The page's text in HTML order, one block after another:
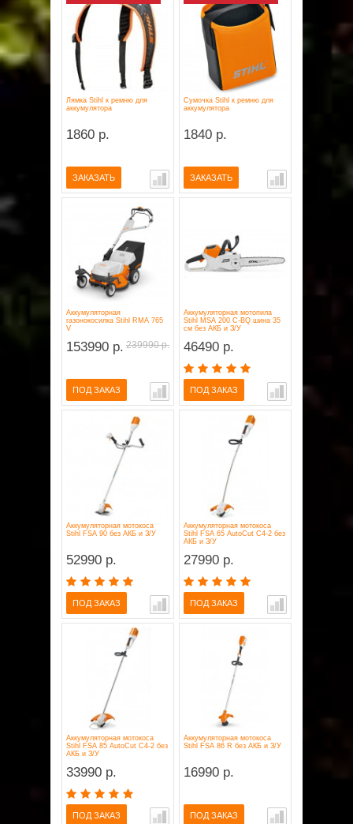
Лямка Stihl к ремню для
аккумулятора
1860 р.
ЗАКАЗАТЬ
Сумочка Stihl к ремню для
аккумулятора
1840 р.
ЗАКАЗАТЬ
Аккумуляторная
газонокосилка Stihl RМА 765
V
153990 р. 239990 р.
ПОД ЗАКАЗ
Аккумуляторная мотопила
Stihl MSA 200 C-BQ шина 35
см без АКБ и З/У
46490 р.
ПОД ЗАКАЗ
Аккумуляторная мотокоса
Stihl FSA 90 без АКБ и З/У
52990 р.
ПОД ЗАКАЗ
Аккумуляторная мотокоса
Stihl FSA 65 AutoCut C4-2 без
АКБ и З/У
27990 р.
ПОД ЗАКАЗ
Аккумуляторная мотокоса
Stihl FSA 85 AutoCut C4-2 без
АКБ и З/У
33990 р.
ПОД ЗАКАЗ
Аккумуляторная мотокоса
Stihl FSA 86 R без АКБ и З/У
16990 р.
ПОД ЗАКАЗ